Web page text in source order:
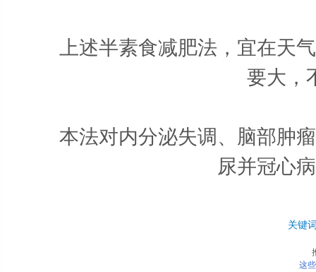
上述半素食减肥法，宜在天气
要大，
本法对内分泌失调、脑部肿瘤
尿并冠心
关键
这